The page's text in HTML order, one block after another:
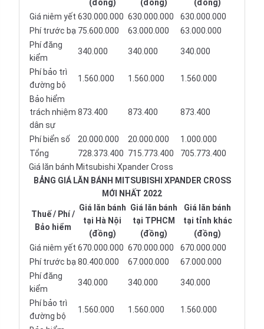
(đồng)
(đồng)
(đồng)
Giá niêm yết 630.000.000 630.000.000
630.000.000
Phí trước bạ 75.600.000 63.000.000
63.000.000
Phí đăng
kiểm
340.000 340.000 340.000
Phí bảo trì
đường bộ
1.560.000 1.560.000 1.560.000
Bảo hiểm
trách nhiệm
dân sự
873.400 873.400 873.400
Phí biển số 20.000.000 20.000.000
1.000.000
Tổng
728.373.400 715.773.400
705.773.400
Giá lăn bánh Mitsubishi Xpander Cross
BẢNG GIÁ LĂN BÁNH MITSUBISHI XPANDER CROSS
MỚI NHẤT 2022
Thuế / Phí /
Bảo hiểm
Giá lăn bánh
tại Hà Nội
(đồng)
Giá lăn bánh
tại TPHCM
(đồng)
Giá lăn bánh
tại tỉnh khác
(đồng)
Giá niêm yết 670.000.000 670.000.000
670.000.000
Phí trước bạ80.400.000 67.000.000
67.000.000
Phí đăng
kiểm
340.000 340.000 340.000
Phí bảo trì
đường bộ
1.560.000 1.560.000 1.560.000